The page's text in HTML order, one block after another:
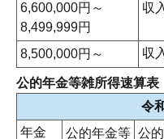
6,600,000円～
8,499,999円
収
8,500,000円～ 収
公的年金等雑所得速算表
令
年金
公的年金等 公